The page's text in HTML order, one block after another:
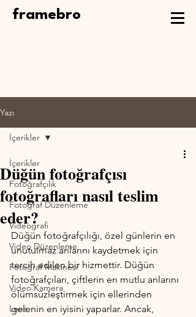
framebro
Yazı
İçerikler
Fotoğrafçılık
Fotoğraf Düzenleme
Videografi
Video Düzenleme
Fotoğraf Makinesi
Video Kamera
Lens
İçerikler
Düğün fotoğrafçısı
fotoğrafları nasıl teslim
eder?
Düğün fotoğrafçılığı, özel günlerin en
unutulmaz anlarını kaydetmek için
tercih edilen bir hizmettir. Düğün
fotoğrafçıları, çiftlerin en mutlu anlarını
ölümsüzleştirmek için ellerinden
gelenin en iyisini yaparlar. Ancak,